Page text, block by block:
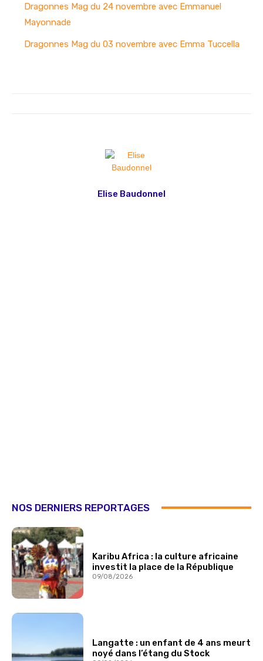
Dragonnes Mag du 24 novembre avec Emmanuel
Mayonnade
Dragonnes Mag du 03 novembre avec Emma Tuccella
Elise Baudonnel
NOS DERNIERS REPORTAGES
Karibu Africa : la culture africaine
investit la place de la République
09/08/2026
Langatte : un enfant de 4 ans meurt
noyé dans l’étang du Stock